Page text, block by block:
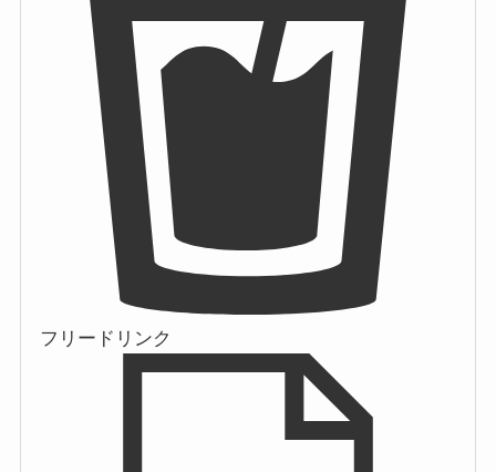
フリードリンク